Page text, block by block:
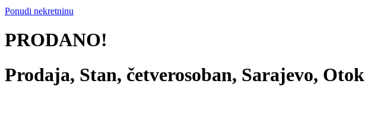
Ponudi nekretninu
PRODANO!
Prodaja, Stan, četverosoban, Sarajevo,